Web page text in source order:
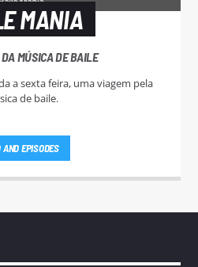
MANIA
MÚSICA DE BAILE
a sexta feira, uma viagem pela
de baile.
AND EPISODES